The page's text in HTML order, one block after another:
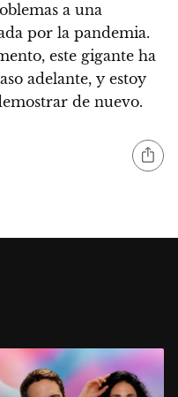
a una
por la pandemia.
este gigante ha
adelante, y estoy
de nuevo.